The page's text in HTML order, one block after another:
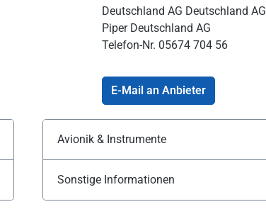
Deutschland AG Deutschland AG
Piper Deutschland AG
Telefon-Nr. 05674 704 56
E-Mail an Anbieter
Avionik & Instrumente
Sonstige Informationen